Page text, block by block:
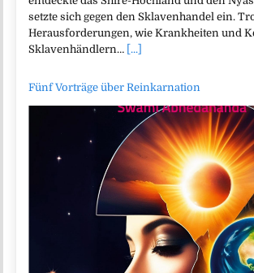
setzte sich gegen den Sklavenhandel ein.
Herausforderungen, wie Krankheiten und
Sklavenhändlern… [...]
Fünf Vorträge über Reinkarnation